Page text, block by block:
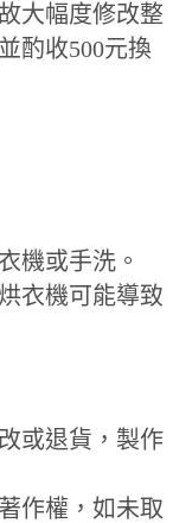
大幅度修改整
酌收500元換
機或手洗。
衣機可能導致
或退貨，製作
作權，如未取